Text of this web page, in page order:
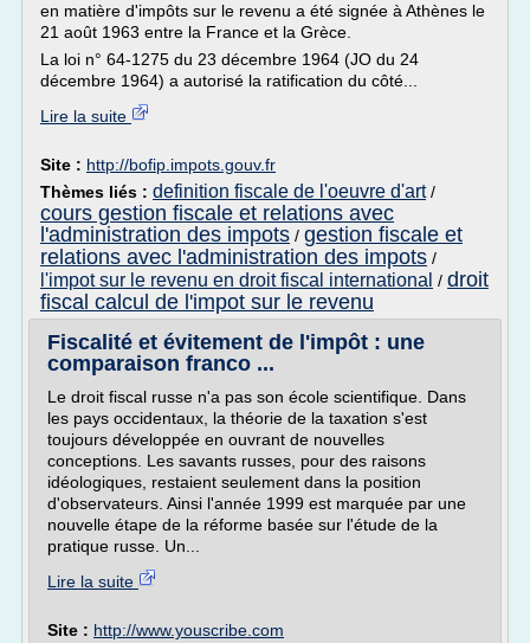
en matière d'impôts sur le revenu a été signée à Athènes le
21 août 1963 entre la France et la Grèce.
La loi n° 64-1275 du 23 décembre 1964 (JO du 24
décembre 1964) a autorisé la ratification du côté...
Lire la suite
Site : http://bofip.impots.gouv.fr
Thèmes liés : definition fiscale de l'oeuvre d'art/
cours gestion fiscale et relations avec
l'administration des impots / gestion fiscale et
relations avec l'administration des impots /
l'impot sur le revenu en droit fiscal international / droit
fiscal calcul de l'impot sur le revenu
Fiscalité et évitement de l'impôt : une
comparaison franco ...
Le droit fiscal russe n'a pas son école scientifique. Dans
les pays occidentaux, la théorie de la taxation s'est
toujours développée en ouvrant de nouvelles
conceptions. Les savants russes, pour des raisons
idéologiques, restaient seulement dans la position
d'observateurs. Ainsi l'année 1999 est marquée par une
nouvelle étape de la réforme basée sur l'étude de la
pratique russe. Un...
Lire la suite
Site : http://www.youscribe.com